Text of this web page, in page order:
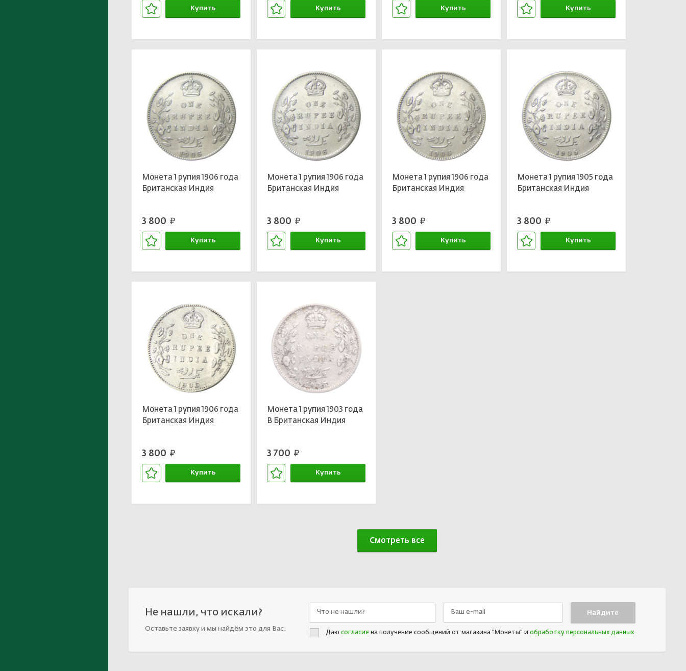
Купить Купить Купить Купить
Монета 1 рупия 1906 года
Британская Индия
3 800 руб.
Купить
Монета 1 рупия 1906 года
Британская Индия
3 800 руб.
Купить
Монета 1 рупия 1906 года
Британская Индия
3 800 руб.
Купить
Монета 1 рупия 1905 года
Британская Индия
3 800 руб.
Купить
Монета 1 рупия 1906 года
Британская Индия
3 800 руб.
Купить
Монета 1 рупия 1903 года
B Британская Индия
3 700 руб.
Купить
Смотреть все
Не нашли, что искали?
Оставьте заявку и мы найдём это для Вас.
Даю согласие на получение сообщений от магазина "Монеты" и обработку персональных данных